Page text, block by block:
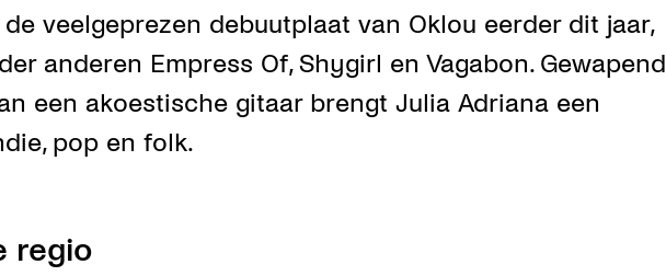
veelgeprezen debuutplaat van Oklou eerder dit jaar,
anderen Empress Of, Shygirl en Vagabon. Gewapend
een akoestische gitaar brengt Julia Adriana een
pop en folk.
regio